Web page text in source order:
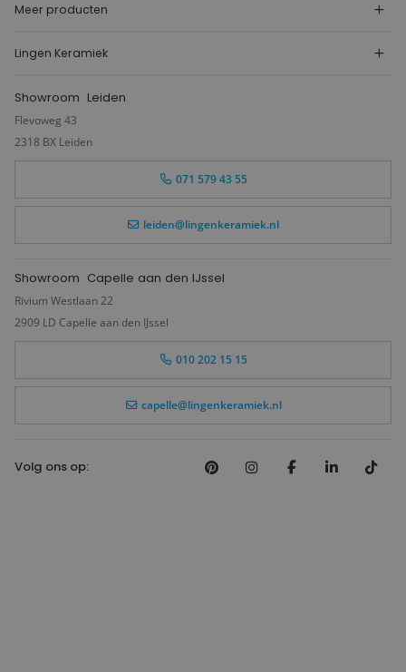
Meer producten
Lingen Keramiek
Showroom Leiden
Flevoweg 43
2318 BX Leiden
071 579 43 55
leiden@lingenkeramiek.nl
Showroom Capelle aan den IJssel
Rivium Westlaan 22
2909 LD Capelle aan den IJssel
010 202 15 15
capelle@lingenkeramiek.nl
Volg ons op: